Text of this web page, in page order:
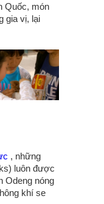
Quốc, món
gia vị, lại
, những
luôn được
Odeng nóng
khí se